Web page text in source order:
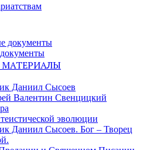
документы
Даниил Сысоев
Валентин Свенцицкий
эволюции
Даниил Сысоев. Бог – Творец